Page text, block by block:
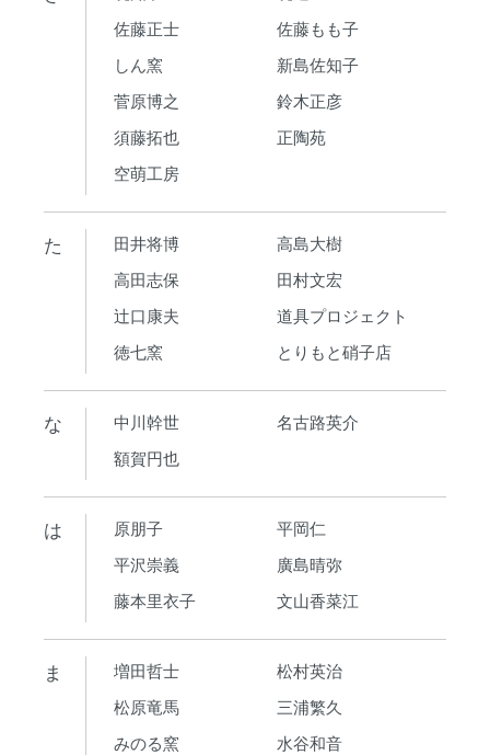
佐藤正士
佐藤もも子
しん窯
新島佐知子
菅原博之
鈴木正彦
須藤拓也
正陶苑
空萌工房
た 田井将博
高島大樹
高田志保
田村文宏
辻口康夫
道具プロジェクト
徳七窯
とりもと硝子店
な 中川幹世
名古路英介
額賀円也
は 原朋子
平岡仁
平沢崇義
廣島晴弥
藤本里衣子
文山香菜江
ま 増田哲士
松村英治
松原竜馬
三浦繁久
みのる窯
水谷和音